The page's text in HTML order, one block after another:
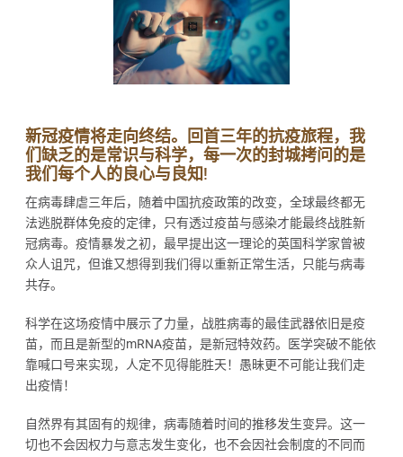
新冠疫情将走向终结。回首三年的抗疫旅程，我
们缺乏的是常识与科学，每一次的封城拷问的是
我们每个人的良心与良知!
在病毒肆虐三年后，随着中国抗疫政策的改变，全球最终都无
法逃脱群体免疫的定律，只有透过疫苗与感染才能最终战胜新
冠病毒。疫情暴发之初，最早提出这一理论的英国科学家曾被
众人诅咒，但谁又想得到我们得以重新正常生活，只能与病毒
共存。
科学在这场疫情中展示了力量，战胜病毒的最佳武器依旧是疫
苗，而且是新型的mRNA疫苗，是新冠特效药。医学突破不能依
靠喊口号来实现，人定不见得能胜天！愚昧更不可能让我们走
出疫情！
自然界有其固有的规律，病毒随着时间的推移发生变异。这一
切也不会因权力与意志发生变化，也不会因社会制度的不同而